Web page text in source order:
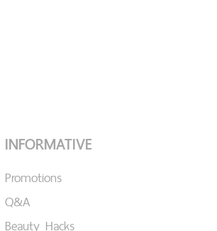
INFORMATIVE
Promotions
Q&A
Beauty Hacks